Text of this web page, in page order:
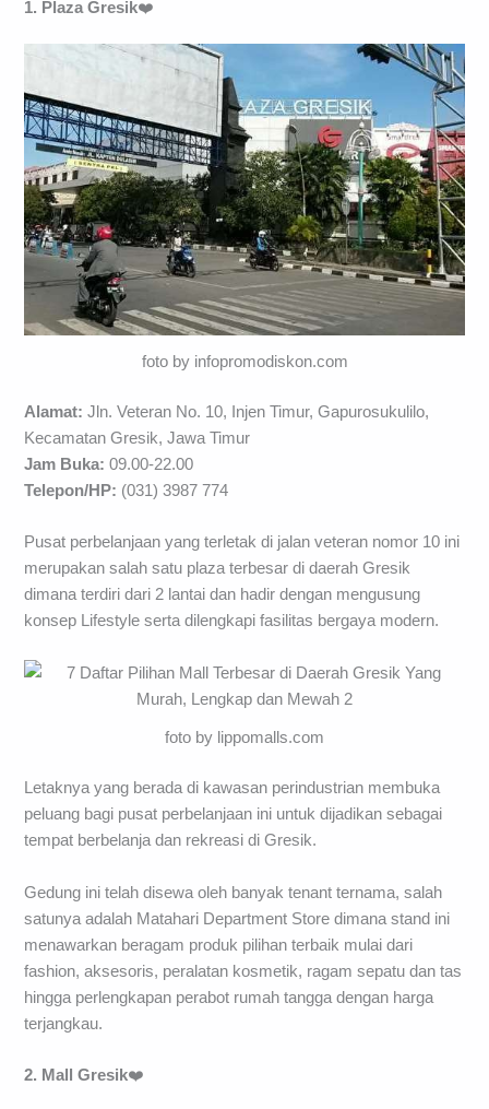
1. Plaza Gresik❤️
foto by infopromodiskon.com
Alamat: Jln. Veteran No. 10, Injen Timur, Gapurosukulilo,
Kecamatan Gresik, Jawa Timur
Jam Buka: 09.00-22.00
Telepon/HP: (031) 3987 774
Pusat perbelanjaan yang terletak di jalan veteran nomor 10 ini
merupakan salah satu plaza terbesar di daerah Gresik
dimana terdiri dari 2 lantai dan hadir dengan mengusung
konsep Lifestyle serta dilengkapi fasilitas bergaya modern.
foto by lippomalls.com
Letaknya yang berada di kawasan perindustrian membuka
peluang bagi pusat perbelanjaan ini untuk dijadikan sebagai
tempat berbelanja dan rekreasi di Gresik.
Gedung ini telah disewa oleh banyak tenant ternama, salah
satunya adalah Matahari Department Store dimana stand ini
menawarkan beragam produk pilihan terbaik mulai dari
fashion, aksesoris, peralatan kosmetik, ragam sepatu dan tas
hingga perlengkapan perabot rumah tangga dengan harga
terjangkau.
2. Mall Gresik❤️